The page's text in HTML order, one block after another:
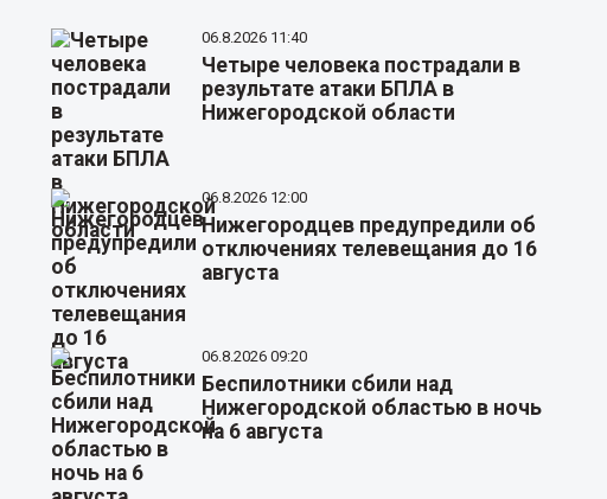
06.8.2026 11:40
Четыре человека пострадали в
результате атаки БПЛА в
Нижегородской области
06.8.2026 12:00
Нижегородцев предупредили об
отключениях телевещания до 16
августа
06.8.2026 09:20
Беспилотники сбили над
Нижегородской областью в ночь
на 6 августа